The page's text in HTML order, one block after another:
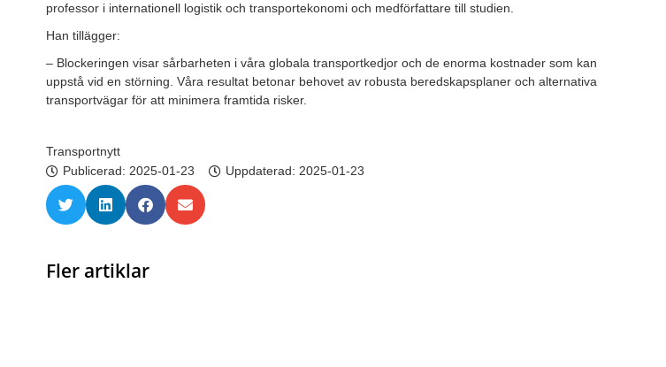
professor i internationell logistik och transportekonomi och medförfattare till studien.
Han tillägger:
– Blockeringen visar sårbarheten i våra globala transportkedjor och de enorma kostnader som kan
uppstå vid en störning. Våra resultat betonar behovet av robusta beredskapsplaner och alternativa
transportvägar för att minimera framtida risker.
Transportnytt
Publicerad: 2025-01-23 Uppdaterad: 2025-01-23
Fler artiklar